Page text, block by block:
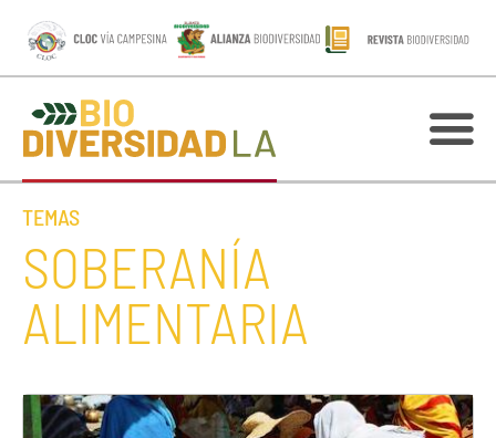
TEMAS
SOBERANÍA
ALIMENTARIA